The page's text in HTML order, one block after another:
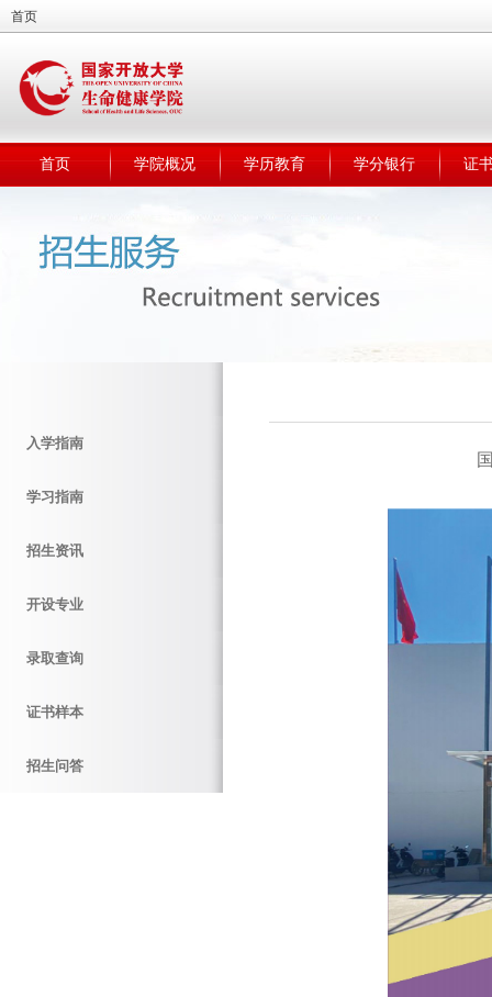
首页
首页 学院概况 学历教育 学分银行 证
入学指南
学习指南
招生资讯
开设专业
录取查询
证书样本
招生问答